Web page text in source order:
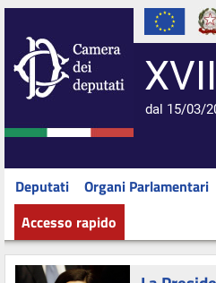
dal 15/03/
Deputati Organi Parlamentari
Accesso rapido